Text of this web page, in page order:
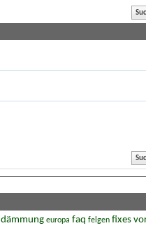
dämmung europa faq felgen fixes